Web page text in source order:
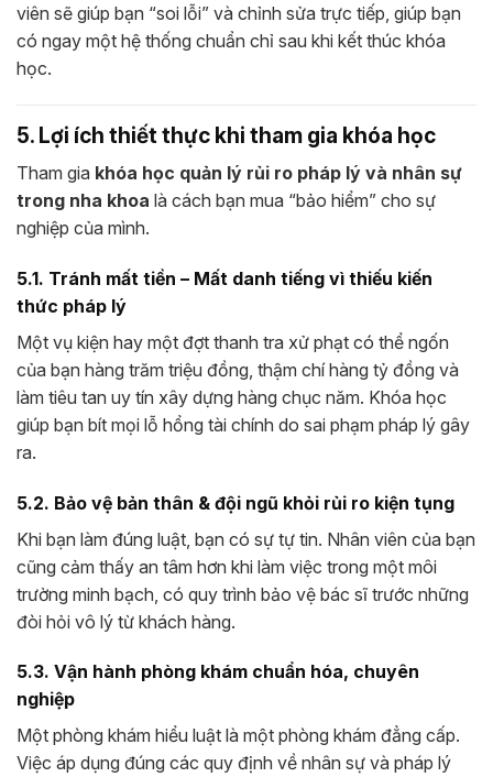
viên sẽ giúp bạn “soi lỗi” và chỉnh sửa trực tiếp, giúp bạn
có ngay một hệ thống chuẩn chỉ sau khi kết thúc khóa
học.
5. Lợi ích thiết thực khi tham gia khóa học
Tham gia khóa học quản lý rủi ro pháp lý và nhân sự
trong nha khoa là cách bạn mua “bảo hiểm” cho sự
nghiệp của mình.
5.1. Tránh mất tiền – Mất danh tiếng vì thiếu kiến
thức pháp lý
Một vụ kiện hay một đợt thanh tra xử phạt có thể ngốn
của bạn hàng trăm triệu đồng, thậm chí hàng tỷ đồng và
làm tiêu tan uy tín xây dựng hàng chục năm. Khóa học
giúp bạn bít mọi lỗ hổng tài chính do sai phạm pháp lý gây
ra.
5.2. Bảo vệ bản thân & đội ngũ khỏi rủi ro kiện tụng
Khi bạn làm đúng luật, bạn có sự tự tin. Nhân viên của bạn
cũng cảm thấy an tâm hơn khi làm việc trong một môi
trường minh bạch, có quy trình bảo vệ bác sĩ trước những
đòi hỏi vô lý từ khách hàng.
5.3. Vận hành phòng khám chuẩn hóa, chuyên
nghiệp
Một phòng khám hiểu luật là một phòng khám đẳng cấp.
Việc áp dụng đúng các quy định về nhân sự và pháp lý